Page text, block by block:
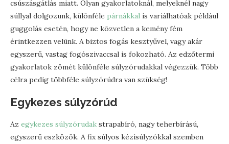
csúszásgátlás miatt. Olyan gyakorlatoknál, melyeknél nagy
súllyal dolgozunk, különféle párnákkal is variálhatóak például
guggolás esetén, hogy ne közvetlen a kemény fém
érintkezzen velünk. A biztos fogás kesztyűvel, vagy akár
egyszerű, vastag fogószivaccsal is fokozható. Az edzőtermi
gyakorlatok zömét különféle súlyzórudakkal végezzük. Több
célra pedig többféle súlyzórúdra van szükség!
Egykezes súlyzórúd
Az egykezes súlyzórudak strapabíró, nagy teherbírású,
egyszerű eszközök. A fix súlyos kézisúlyzókkal szemben